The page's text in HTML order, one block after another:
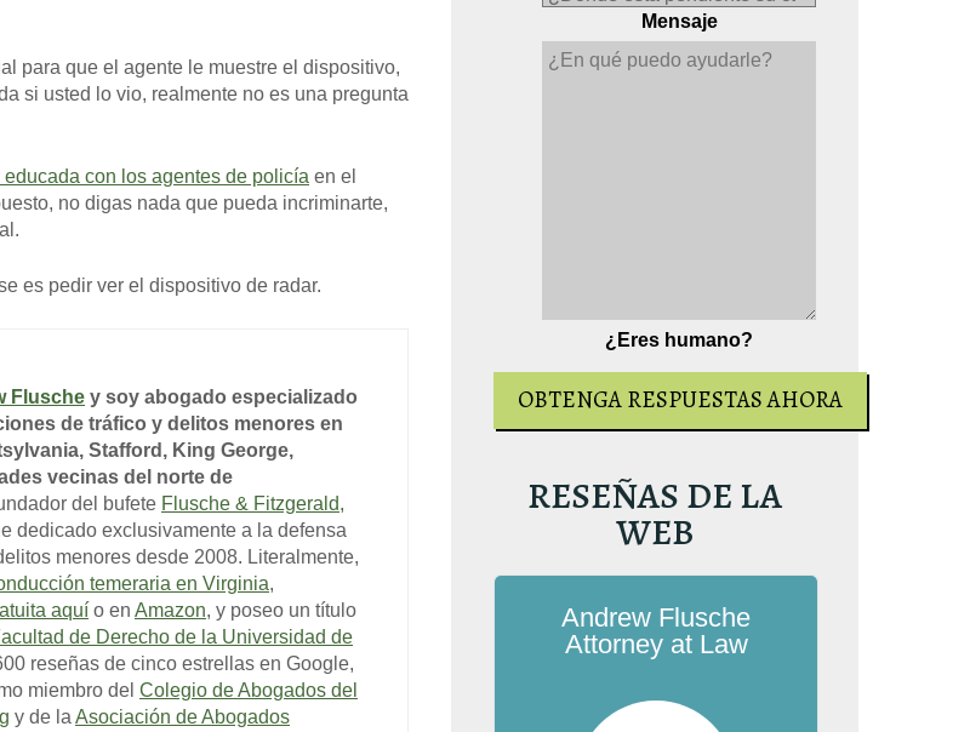
para que el agente le muestre el dispositivo,
si usted lo vio, realmente no es una pregunta
con los agentes de policía en el
no digas nada que pueda incriminarte,
es pedir ver el dispositivo de radar.
Flusche y soy abogado especializado
de tráfico y delitos menores en
Stafford, King George,
vecinas del norte de
del bufete Flusche & Fitzgerald,
dedicado exclusivamente a la defensa
menores desde 2008. Literalmente,
temeraria en Virginia,
aquí o en Amazon, y poseo un título
de Derecho de la Universidad de
reseñas de cinco estrellas en Google,
miembro del Colegio de Abogados del
y de la Asociación de Abogados
Mensaje
¿Eres humano?
RESEÑAS DE LA
WEB
Andrew Flusche
Attorney at Law